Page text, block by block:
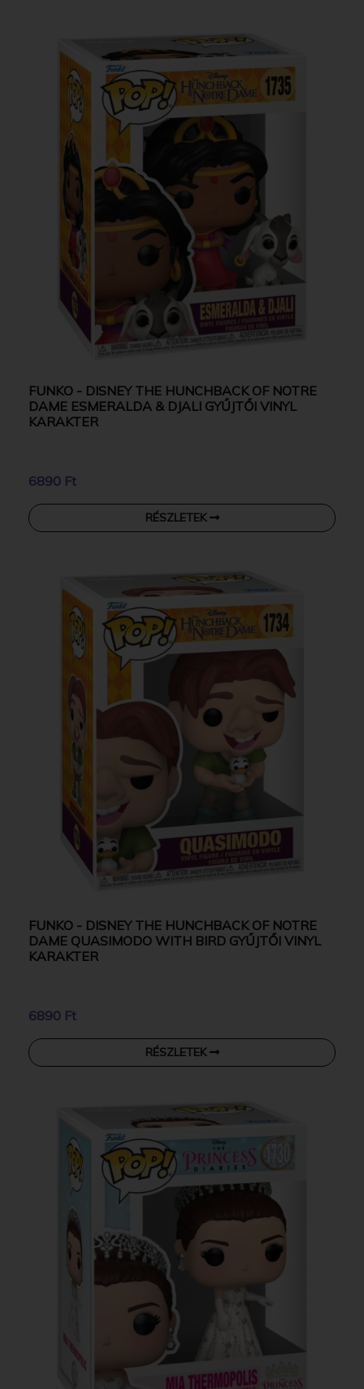
FUNKO - DISNEY THE HUNCHBACK OF NOTRE
DAME ESMERALDA & DJALI GYŰJTŐI VINYL
KARAKTER
6890 Ft
RÉSZLETEK
FUNKO - DISNEY THE HUNCHBACK OF NOTRE
DAME QUASIMODO WITH BIRD GYŰJTŐI VINYL
KARAKTER
6890 Ft
RÉSZLETEK